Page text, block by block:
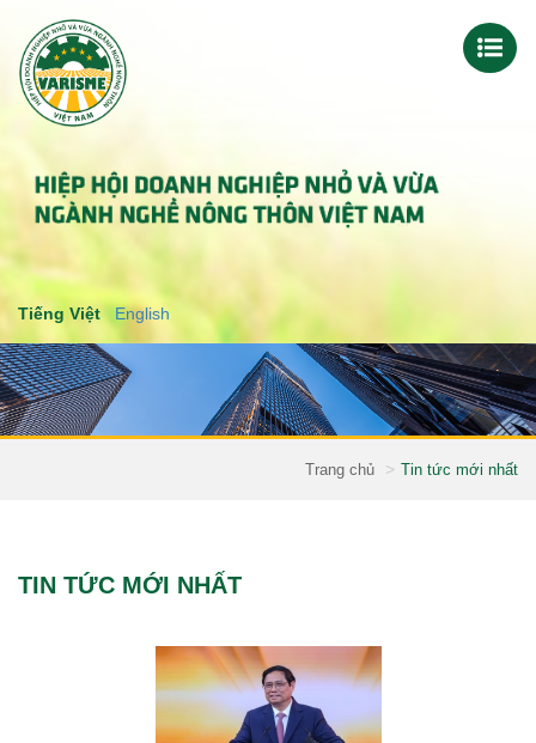
Tiếng Việt English
Trang chủ Tin tức mới nhất
TIN TỨC MỚI NHẤT